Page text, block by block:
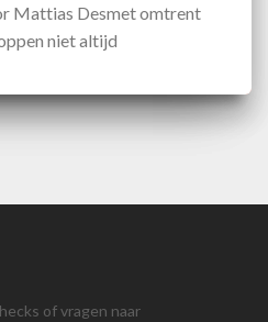
Mattias Desmet omtrent
niet altijd
of vragen naar